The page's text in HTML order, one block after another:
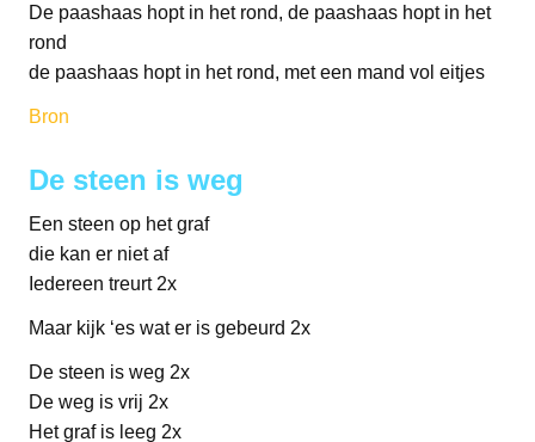
De paashaas hopt in het rond, de paashaas hopt in het
rond
de paashaas hopt in het rond, met een mand vol eitjes
Bron
De steen is weg
Een steen op het graf
die kan er niet af
Iedereen treurt 2x
Maar kijk ‘es wat er is gebeurd 2x
De steen is weg 2x
De weg is vrij 2x
Het graf is leeg 2x